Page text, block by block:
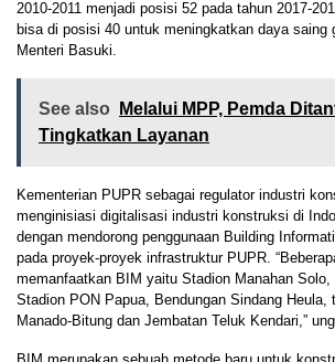
2010-2011 menjadi posisi 52 pada tahun 2017-
bisa di posisi 40 untuk meningkatkan daya saing
Menteri Basuki.
See also
Melalui MPP, Pemda
Tingkatkan Layanan
Kementerian PUPR sebagai regulator industri
menginisiasi digitalisasi industri konstruksi di
dengan mendorong penggunaan Building
pada proyek-proyek infrastruktur PUPR.
memanfaatkan BIM yaitu Stadion Manahan Solo,
Stadion PON Papua, Bendungan Sindang Heula,
Manado-Bitung dan Jembatan Teluk Kendari,”